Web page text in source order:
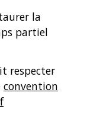
la
partiel
respecter
convention